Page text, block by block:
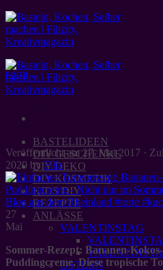
Zum
Inhalt
springen
BASTELIDEEN
DIY GESCHENKE
DIY DEKO
DIY KOSMETIK
KIDS DIY
REZEPTE
ANLÄSSE
VALENTINSTAG
OSTERN
FOOD
Biskuitrolle mit
Veröffentlicht am27. Mai 2017 ·
2020 byFiliz
27
Mai
Sommer-Rezept: Bananen-
Puddingcreme. Diese tropische